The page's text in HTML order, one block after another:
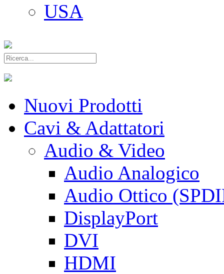
USA
Nuovi Prodotti
Cavi & Adattatori
Audio & Video
Audio Analogico
Audio Ottico
DisplayPort
DVI
HDMI